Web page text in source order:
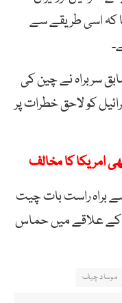
کہ اسی طریقے سے
سربراہ نے چین کی
کو لاحق خطرات پر
امریکا کا مخالف
سے براہ راست بات چیت
کے علاقے میں حماس
موساد چیف